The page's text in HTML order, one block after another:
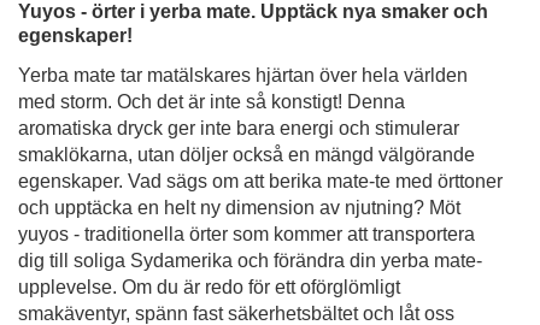
Yuyos - örter i yerba mate. Upptäck nya smaker och
egenskaper!
Yerba mate tar matälskares hjärtan över hela världen
med storm. Och det är inte så konstigt! Denna
aromatiska dryck ger inte bara energi och stimulerar
smaklökarna, utan döljer också en mängd välgörande
egenskaper. Vad sägs om att berika mate-te med örttoner
och upptäcka en helt ny dimension av njutning? Möt
yuyos - traditionella örter som kommer att transportera
dig till soliga Sydamerika och förändra din yerba mate-
upplevelse. Om du är redo för ett oförglömligt
smakäventyr, spänn fast säkerhetsbältet och låt oss